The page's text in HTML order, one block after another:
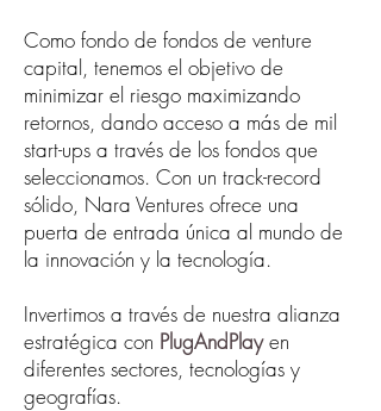
Como fondo de fondos de venture
capital, tenemos el objetivo de
minimizar el riesgo maximizando
retornos, dando acceso a más de mil
start-ups a través de los fondos que
seleccionamos. Con un track-record
sólido, Nara Ventures ofrece una
puerta de entrada única al mundo de
la innovación y la tecnología.
Invertimos a través de nuestra alianza
estratégica con PlugAndPlay en
diferentes sectores, tecnologías y
geografías.